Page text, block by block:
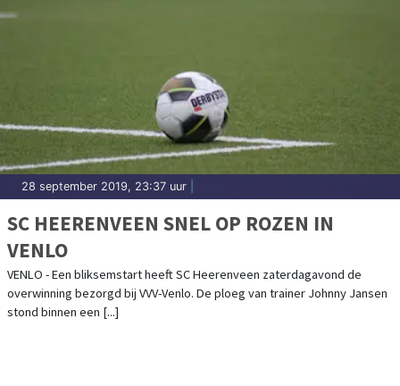
28 september 2019, 23:37 uur
SC HEERENVEEN SNEL OP ROZEN IN
VENLO
VENLO - Een bliksemstart heeft SC Heerenveen zaterdagavond de
overwinning bezorgd bij VVV-Venlo. De ploeg van trainer Johnny Jansen
stond binnen een [...]